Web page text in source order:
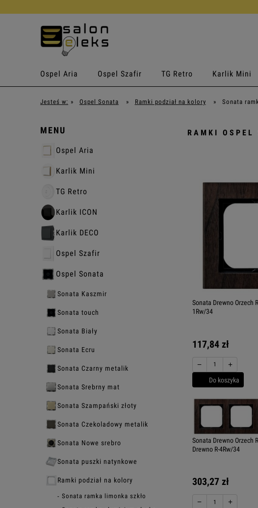
Ospel Aria Ospel Szafir TG Retro Karlik Mini
Jesteś w: » Ospel Sonata » Ramki podział na kolory » Sonata
MENU
Ospel Aria
Karlik Mini
TG Retro
Karlik ICON
Karlik DECO
Ospel Szafir
Ospel Sonata
Sonata Kaszmir
Sonata touch
Sonata Biały
Sonata Ecru
Sonata Czarny metalik
Sonata Srebrny mat
Sonata Szampański złoty
Sonata Czekoladowy metalik
Sonata Nowe srebro
Sonata puszki natynkowe
Ramki podział na kolory
Sonata ramka limonka szkło
RAMKI OSPEL
Sonata Drewno Orzech
1Rw/34
117,84 zł
− +
Do koszyka
Sonata Drewno Orzech
Drewno R-4Rw/34
303,27 zł
− +